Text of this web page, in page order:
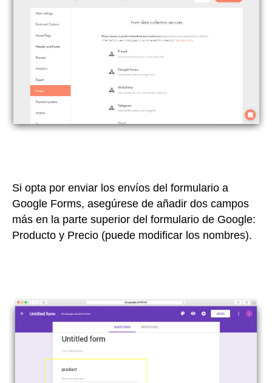
Si opta por enviar los envíos del formulario a
Google Forms, asegúrese de añadir dos campos
más en la parte superior del formulario de Google:
Producto y Precio (puede modificar los nombres).